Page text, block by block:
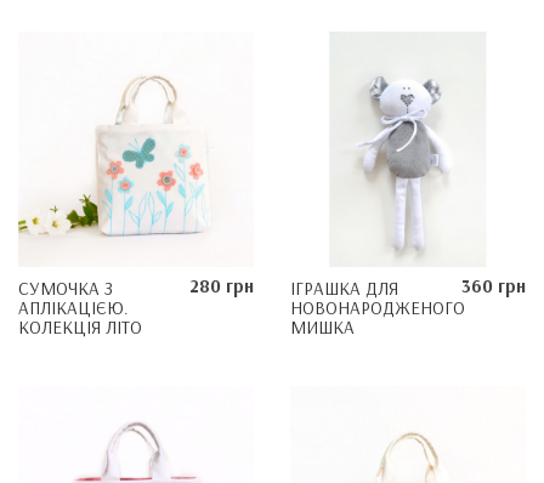
СУМОЧКА З
АПЛІКАЦІЄЮ.
КОЛЕКЦІЯ ЛІТО
280 грн
ІГРАШКА ДЛЯ
НОВОНАРОДЖЕНОГО
MИШКА
360 грн